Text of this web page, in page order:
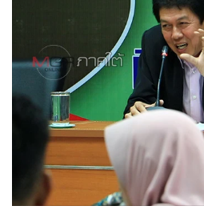
• การเมือง
ท่องเที่ยว
กีฬา
ต่างประเทศ
Special Scoop
เศรษฐกิจ-ธุรกิจ
• จีน